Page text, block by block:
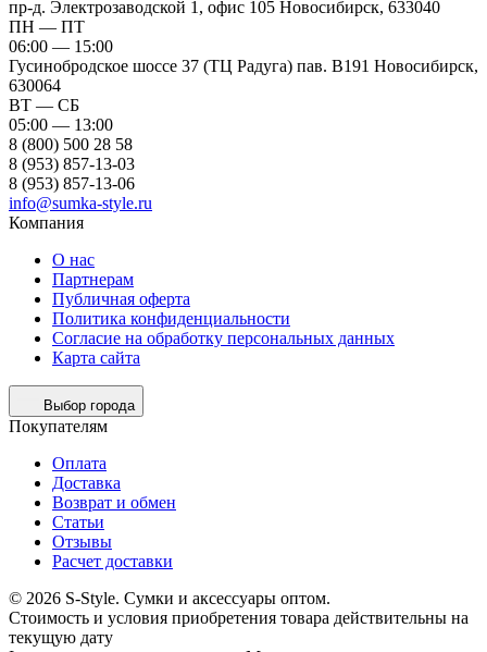
пр-д. Электрозаводской 1, офис 105 Новосибирск, 633040
ПН — ПТ
06:00 — 15:00
Гусинобродское шоссе 37 (ТЦ Радуга) пав. B191 Новосибирск,
630064
ВТ — СБ
05:00 — 13:00
8 (800) 500 28 58
8 (953) 857-13-03
8 (953) 857-13-06
info@sumka-style.ru
Компания
О нас
Партнерам
Публичная оферта
Политика конфиденциальности
Согласие на обработку персональных данных
Карта сайта
Выбор города
Покупателям
Оплата
Доставка
Возврат и обмен
Статьи
Отзывы
Расчет доставки
© 2026 S-Style. Сумки и аксессуары оптом.
Cтоимость и условия приобретения товара действительны на
текущую дату